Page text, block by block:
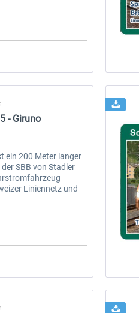
dieser Strecke ist
- Giruno
ein 200 Meter langer
SBB von Stadler
Liniennetz und